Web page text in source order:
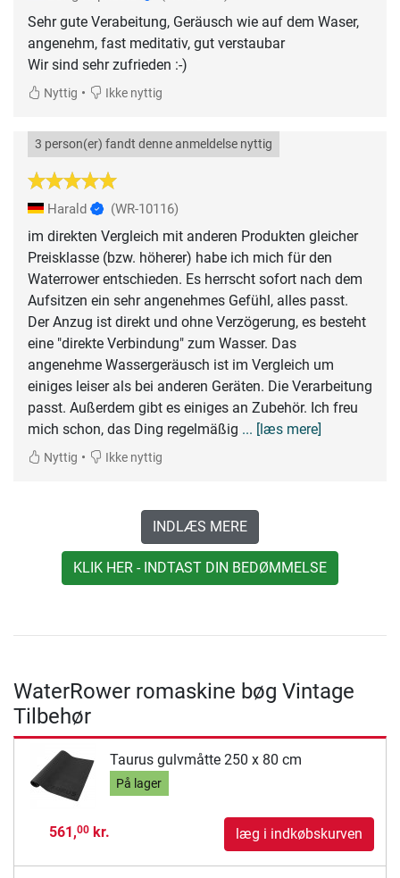
Sehr gute Verabeitung, Geräusch wie auf dem Waser,
angenehm, fast meditativ, gut verstaubar
Wir sind sehr zufrieden :-)
Nyttig • Ikke nyttig
3 person(er) fandt denne anmeldelse nyttig
Harald (WR-10116)
im direkten Vergleich mit anderen Produkten gleicher
Preisklasse (bzw. höherer) habe ich mich für den
Waterrower entschieden. Es herrscht sofort nach dem
Aufsitzen ein sehr angenehmes Gefühl, alles passt.
Der Anzug ist direkt und ohne Verzögerung, es besteht
eine "direkte Verbindung" zum Wasser. Das
angenehme Wassergeräusch ist im Vergleich um
einiges leiser als bei anderen Geräten. Die Verarbeitung
passt. Außerdem gibt es einiges an Zubehör. Ich freu
mich schon, das Ding regelmäßig ... [læs mere]
Nyttig • Ikke nyttig
INDLÆS MERE
KLIK HER - INDTAST DIN BEDØMMELSE
WaterRower romaskine bøg Vintage
Tilbehør
Taurus gulvmåtte 250 x 80 cm
På lager
561,00kr. læg i indkøbskurven